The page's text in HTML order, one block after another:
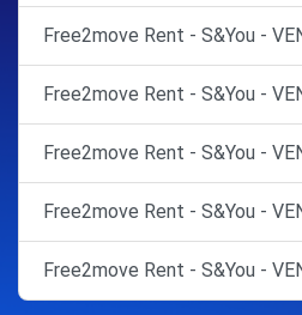
Free2move Rent - S&You -
Free2move Rent - S&You -
Free2move Rent - S&You -
Free2move Rent - S&You -
Free2move Rent - S&You -